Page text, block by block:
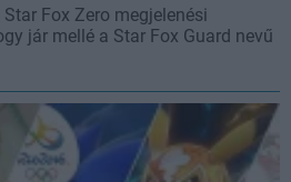
Fox Zero megjelenési
jár mellé a Star Fox Guard nevű